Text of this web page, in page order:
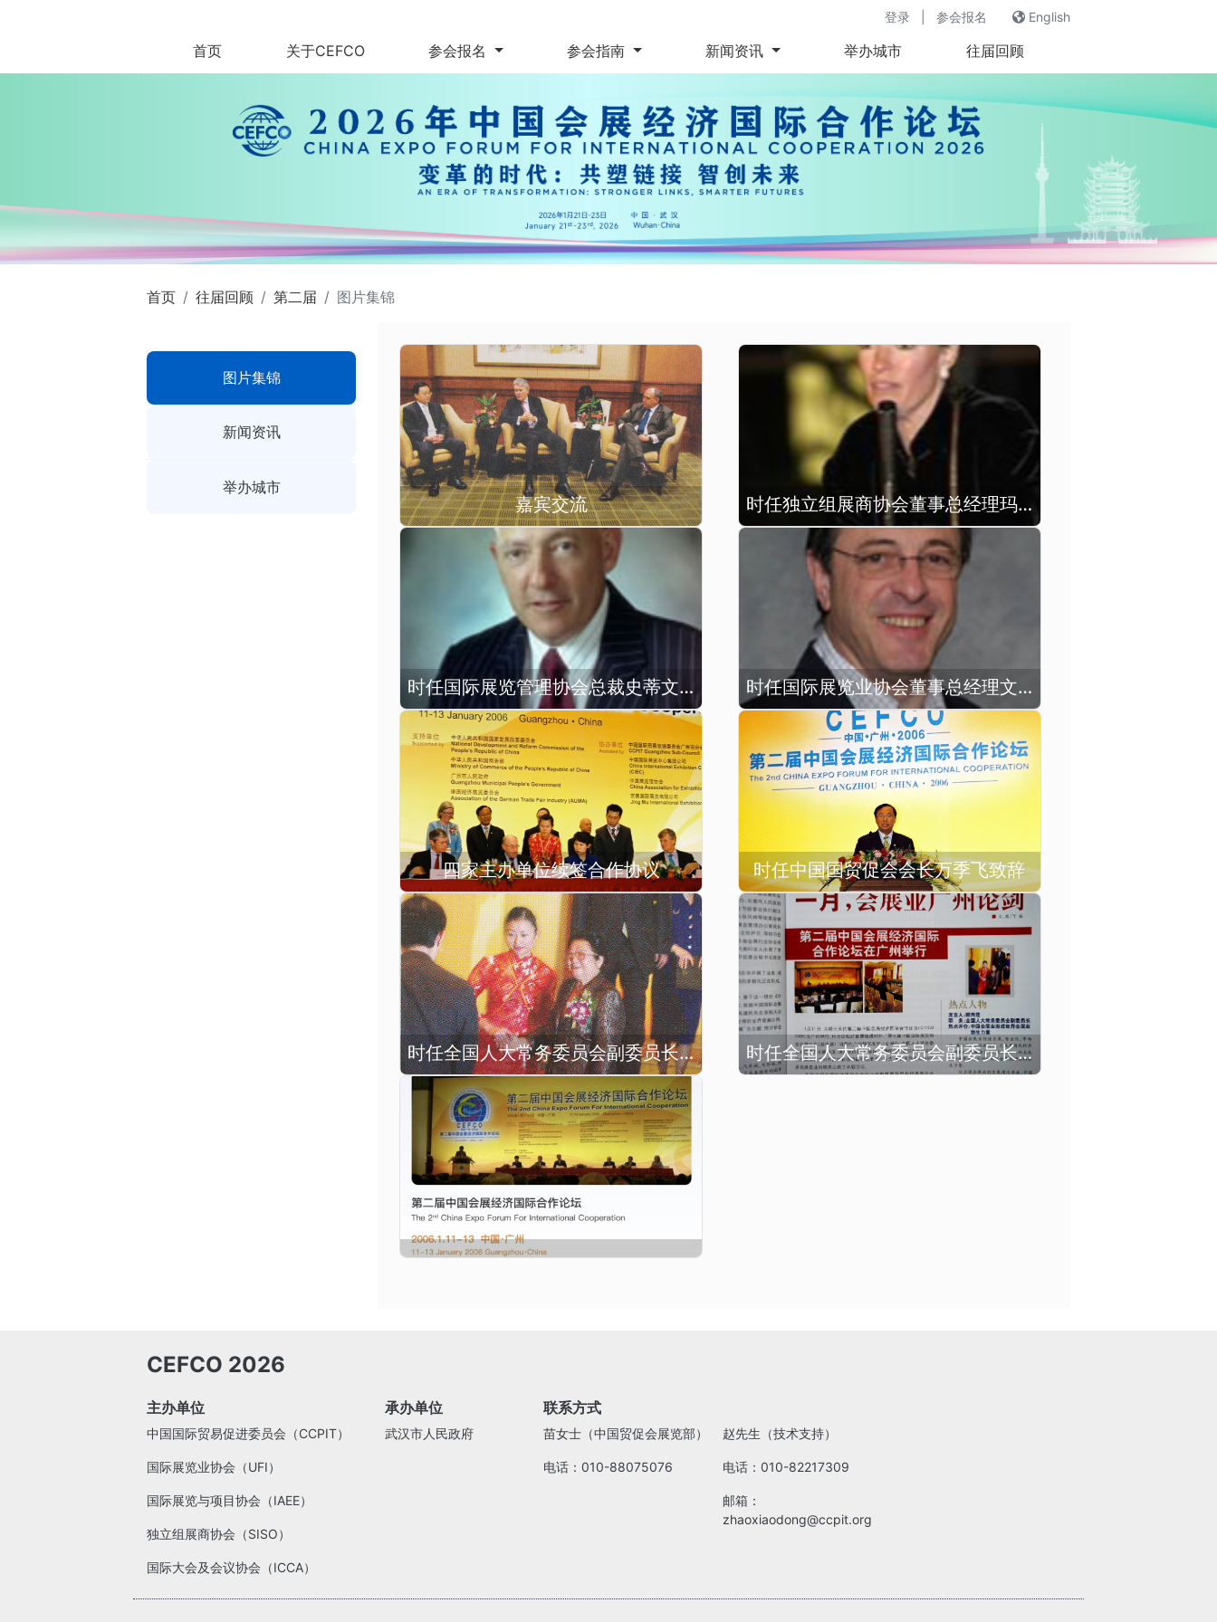
登录 参会报名 English
首页 关于CEFCO 参会报名 参会指南 新闻资讯 举办城市 往届回顾
首页 往届回顾 第二届 图片集锦
图片集锦
新闻资讯
举办城市
嘉宾交流 时任独立组展商协会董事总经理玛丽·贝丝·瑞贝德出席论坛
时任国际展览管理协会总裁史蒂文·哈克出席论坛 时任国际展览业协会董事总经理文森特·吉拉德出席论坛
四家主办单位续签合作协议 时任中国国贸促会会长万季飞致辞
时任全国人大常务委员会副委员长顾秀莲出席开幕式 时任全国人大常务委员会副委员长顾秀莲出席开幕式
CEFCO 2026
主办单位
中国国际贸易促进委员会（CCPIT）
国际展览业协会（UFI）
国际展览与项目协会（IAEE）
独立组展商协会（SISO）
国际大会及会议协会（ICCA）
承办单位
武汉市人民政府
联系方式
苗女士（中国贸促会展览部）
电话：010-88075076
赵先生（技术支持）
电话：010-82217309
邮箱：
zhaoxiaodong@ccpit.org